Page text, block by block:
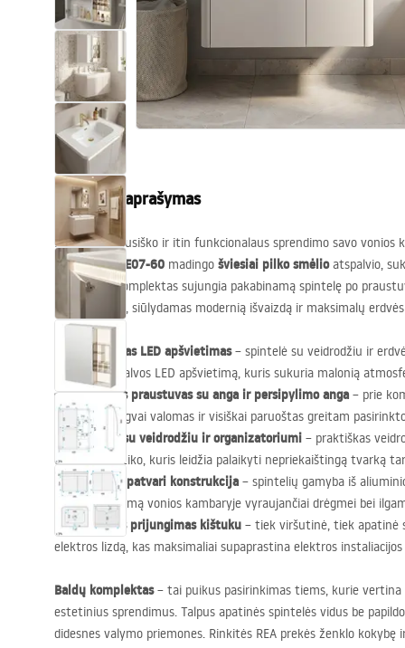
Vonios maišytuvai
Vonios dušai
Virtuvė
Vonios aksesuarai ir baldai
Produkto aprašymas
Ieškote visapusiško ir itin funkcionalaus sprendimo savo vonios
komplektą DE07-60 madingo šviesiai pilko smėlioatspalvio,
apgalvotas komplektas sujungia pakabinamą spintelę po
su veidrodžiu, siūlydamas modernią išvaizdą ir maksimalų
Integruotas LED apšvietimas– spintelė su veidrodžiu ir
neutralios spalvos LED apšvietimą, kuris sukuria malonią
Keraminis praustuvas su anga ir persipylimo anga – prie
patvarus, lengvai valomas ir visiškai paruoštas greitam
Spintelė su veidrodžiu ir organizatoriumi – praktiškas
dūminio plastiko, kuris leidžia palaikyti nepriekaištingą tvarką
Lengva ir patvari konstrukcija – spintelių gamyba iš
didelį atsparumą vonios kambaryje vyraujančiai drėgmei bei
Paprastas prijungimas kištuku – tiek viršutinė, tiek
elektros lizdą, kas maksimaliai supaprastina elektros
Baldų komplektas– tai puikus pasirinkimas tiems, kurie vertina
estetinius sprendimus. Talpus apatinės spintelės vidus be
didesnes valymo priemones. Rinkitės REA prekės ženklo kokybę